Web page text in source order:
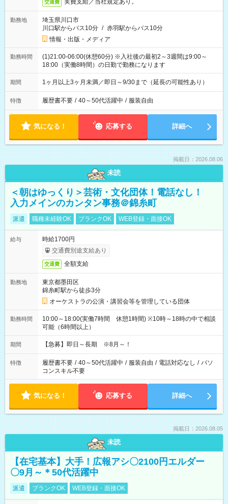
交通費 実費支給／当社規定あり。
勤務地
埼玉県川口市
川口駅からバス10分 / 赤羽駅からバス10分
情報・出版・メディア
勤務時間
(1)21:00-06:00(休憩60分) ※入社後の最初2～3週間は9:00～
18:00（実働8時間）の日勤で勤務になります
期間 1ヶ月以上3ヶ月未満／即日～9/30まで（延長の可能性あり）
特徴 履歴書不要 / 40～50代活躍中 / 服装自由
気になる！ 応募する 詳細へ
掲載日：2026.08.06
未読
＜朝はゆっくり＞芸術・文化団体！電話なし！
入力メインのカンタン事務＠錦糸町
派遣 職種未経験OK ブランクOK WEB登録・面接OK
給与
時給1700円
交通費別途支給あり
交通費 全額支給
勤務地
東京都墨田区
錦糸町駅から徒歩3分
オーケストラの公演・講習会等を管理している団体
勤務時間
10:00～18:00(実働7時間 休憩1時間) ※10時～18時の中で相談
可能（6時間以上）
期間 【急募】即日～長期 ※8月～！
特徴 履歴書不要 / 40～50代活躍中 / 服装自由 / 電話対応なし / パソ
コンスキル不要
気になる！ 応募する 詳細へ
掲載日：2026.08.05
未読
【在宅基本】大手！広報アシ〇2100円エルダー
〇9月～＊50代活躍中
派遣 ブランクOK WEB登録・面接OK